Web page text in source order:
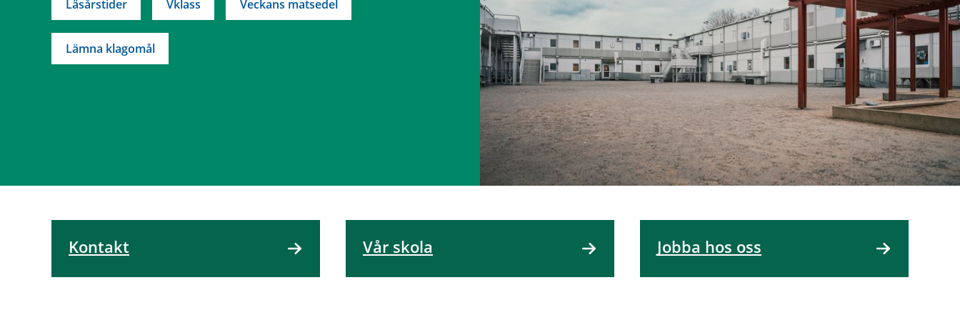
Läsårstider Vklass Veckans matsedel
Lämna klagomål
Kontakt Vår skola Jobba hos oss